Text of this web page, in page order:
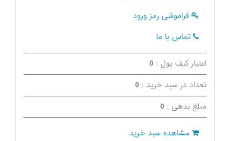
فراموشی رمز ورود
تماس با ما
اعتبار کیف پول : 0
تعداد در سبد خرید : 0
مبلغ بدهی : 0
مشاهده سبد خرید